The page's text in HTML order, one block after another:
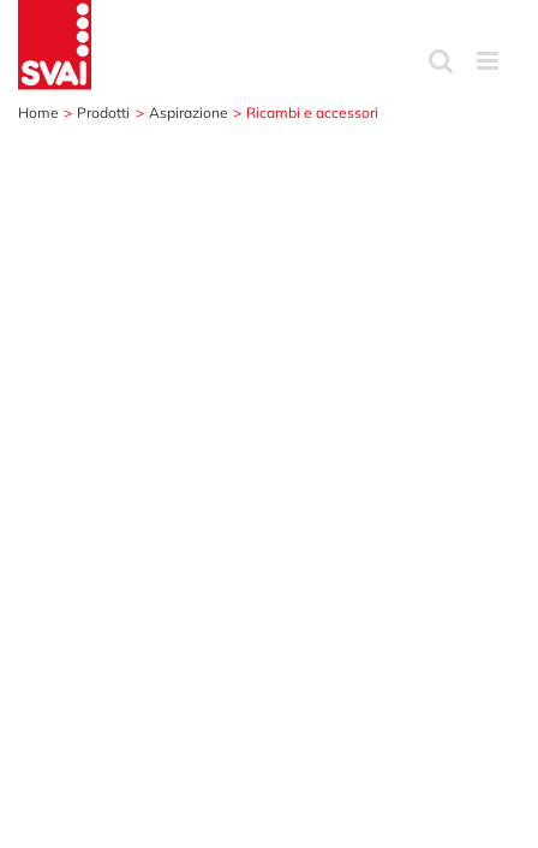
contenuto
Home Prodotti Aspirazione Ricambi e accessori